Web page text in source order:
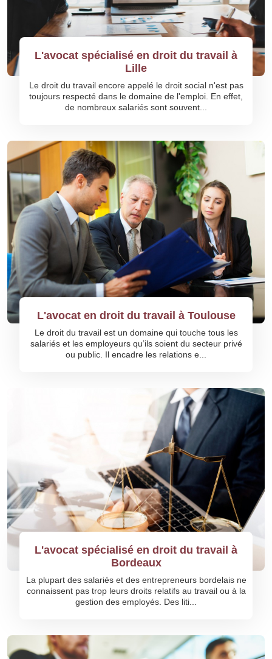
L'avocat spécialisé en droit du travail à
Lille
Le droit du travail encore appelé le droit social n'est pas
toujours respecté dans le domaine de l'emploi. En effet,
de nombreux salariés sont souvent...
L'avocat en droit du travail à Toulouse
Le droit du travail est un domaine qui touche tous les
salariés et les employeurs qu’ils soient du secteur privé
ou public. Il encadre les relations e...
L'avocat spécialisé en droit du travail à
Bordeaux
La plupart des salariés et des entrepreneurs bordelais ne
connaissent pas trop leurs droits relatifs au travail ou à la
gestion des employés. Des liti...